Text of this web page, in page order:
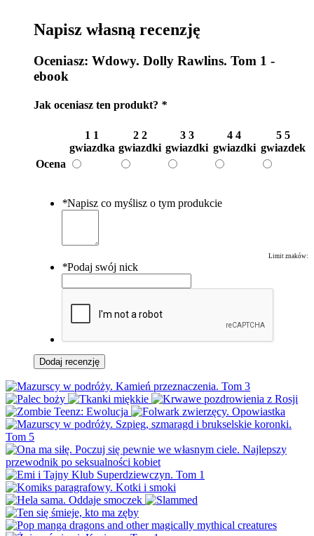
Napisz własną recenzję
Oceniasz: Wdowy. Dolly Rawlins. Tom 1 -
ebook
Jak oceniasz ten produkt? *
1 1
gwiazdka
2 2
gwiazdki
3 3
gwiazdki
4 4
gwiazdki
5 5
gwiazdek
Ocena
*Napisz co myślisz o tym produkcie
Limit znaków:
*Podaj swój nick
Dodaj recenzję